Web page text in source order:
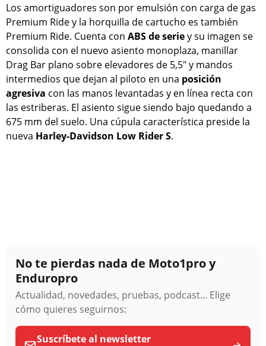
Los amortiguadores son por emulsión con carga de gas
Premium Ride y la horquilla de cartucho es también
Premium Ride. Cuenta con ABS de seriey su imagen se
consolida con el nuevo asiento monoplaza, manillar
Drag Bar plano sobre elevadores de 5,5" y mandos
intermedios que dejan al piloto en una posición
agresiva con las manos levantadas y en línea recta con
las estriberas. El asiento sigue siendo bajo quedando a
675 mm del suelo. Una cúpula característica preside la
nueva Harley-Davidson Low Rider S.
No te pierdas nada de Moto1pro y
Enduropro
Actualidad, novedades, pruebas, podcast... Elige
cómo quieres seguirnos:
Suscríbete al newsletter